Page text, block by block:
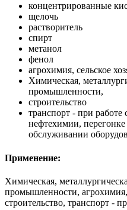
концентрированные
щелочь
растворитель
спирт
метанол
фенол
агрохимия, сельское
Химическая,
промышленности,
строительство
транспорт - при
нефтехимии,
обслуживании
Применение:
Химическая,
промышленности, агрохимия,
строительство, транспорт -